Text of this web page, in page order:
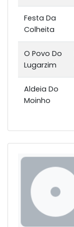
Festa Da
Colheita
O Povo Do
Lugarzim
Aldeia Do
Moinho